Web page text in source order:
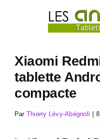
Xiaomi
tablette
compacte
Par Thierry Lévy-Abégnoli